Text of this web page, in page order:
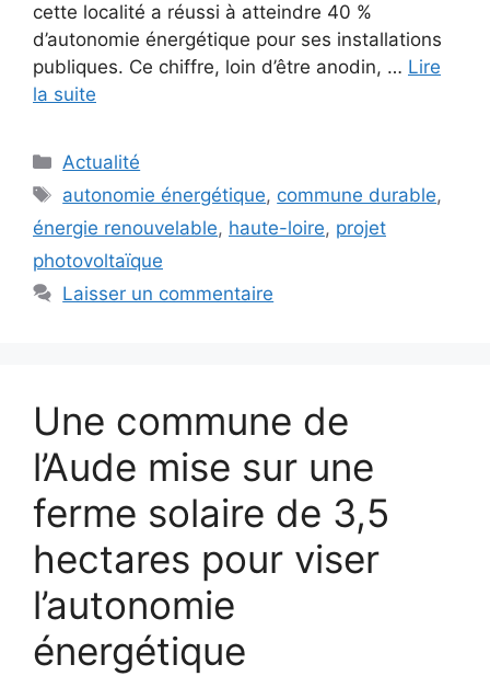
cette localité a réussi à atteindre 40 %
d’autonomie énergétique pour ses installations
publiques. Ce chiffre, loin d’être anodin, … Lire
la suite
Catégories
Actualité
Étiquettes
autonomie énergétique, commune durable,
énergie renouvelable, haute-loire, projet
photovoltaïque
Laisser un commentaire
Une commune de
l’Aude mise sur une
ferme solaire de 3,5
hectares pour viser
l’autonomie
énergétique